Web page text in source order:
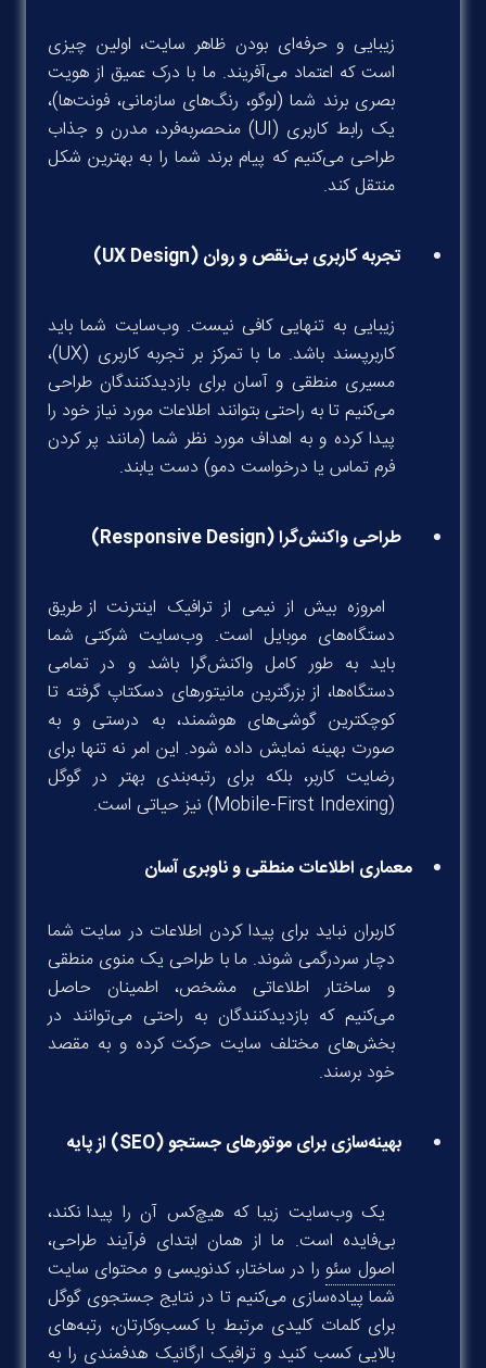
زیبایی و حرفه‌ای بودن ظاهر سایت، اولین چیزی
است که اعتماد می‌آفریند. ما با درک عمیق از هویت
بصری برند شما (لوگو، رنگ‌های سازمانی، فونت‌ها)،
یک رابط کاربری (UI) منحصربه‌فرد، مدرن و جذاب
طراحی می‌کنیم که پیام برند شما را به بهترین شکل
منتقل کند.
تجربه کاربری بی‌نقص و روان (UX Design)
زیبایی به تنهایی کافی نیست. وب‌سایت شما باید
کاربرپسند باشد. ما با تمرکز بر تجربه کاربری (UX)،
مسیری منطقی و آسان برای بازدیدکنندگان طراحی
می‌کنیم تا به راحتی بتوانند اطلاعات مورد نیاز خود را
پیدا کرده و به اهداف مورد نظر شما (مانند پر کردن
فرم تماس یا درخواست دمو) دست یابند.
طراحی واکنش‌گرا (Responsive Design)
امروزه بیش از نیمی از ترافیک اینترنت از طریق
دستگاه‌های موبایل است. وب‌سایت شرکتی شما
باید به طور کامل واکنش‌گرا باشد و در تمامی
دستگاه‌ها، از بزرگترین مانیتورهای دسکتاپ گرفته تا
کوچکترین گوشی‌های هوشمند، به درستی و به
صورت بهینه نمایش داده شود. این امر نه تنها برای
رضایت کاربر، بلکه برای رتبه‌بندی بهتر در گوگل
(Mobile-First Indexing) نیز حیاتی است.
معماری اطلاعات منطقی و ناوبری آسان
کاربران نباید برای پیدا کردن اطلاعات در سایت شما
دچار سردرگمی شوند. ما با طراحی یک منوی منطقی
و ساختار اطلاعاتی مشخص، اطمینان حاصل
می‌کنیم که بازدیدکنندگان به راحتی می‌توانند در
بخش‌های مختلف سایت حرکت کرده و به مقصد
خود برسند.
بهینه‌سازی برای موتورهای جستجو (SEO) از پایه
یک وب‌سایت زیبا که هیچ‌کس آن را پیدا نکند،
بی‌فایده است. ما از همان ابتدای فرآیند طراحی،
اصول سئو را در ساختار، کدنویسی و محتوای سایت
شما پیاده‌سازی می‌کنیم تا در نتایج جستجوی گوگل
برای کلمات کلیدی مرتبط با کسب‌وکارتان، رتبه‌های
بالایی کسب کنید و ترافیک ارگانیک هدفمندی را به